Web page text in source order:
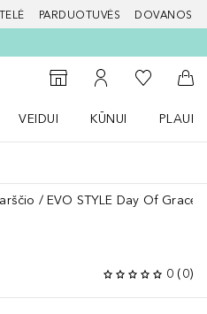
PARDUOTUVĖS DOVANOS
Į parduotuvių paiešką
Į mano paskyrą
Į mano
Į
VEIDUI
KŪNUI
EVO STYLE Day Of Grace
0 (0)